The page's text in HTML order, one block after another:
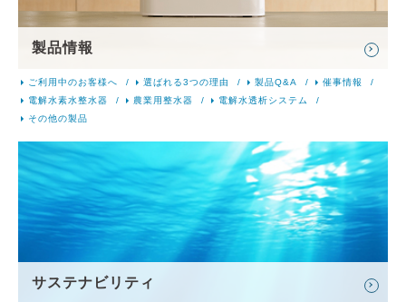
製品情報
ご利用中のお客様へ 選ばれる3つの理由 製品Q&A
催事情報
電解水素水整水器
農業用整水器
電解水透析システム
その他の製品
サステナビリティ